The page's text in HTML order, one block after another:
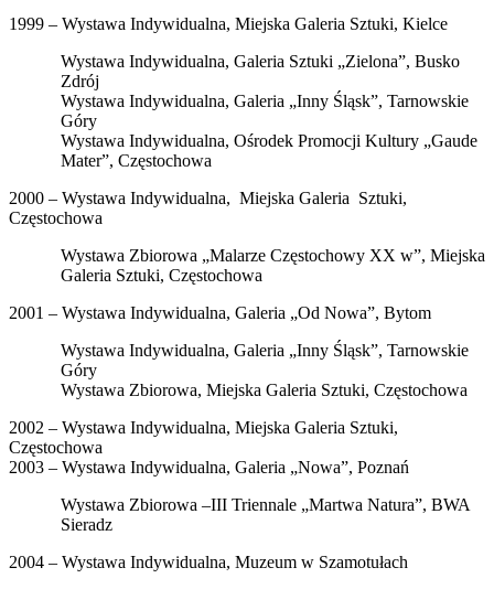
1999 – Wystawa Indywidualna, Miejska Galeria Sztuki, Kielce
Wystawa Indywidualna, Galeria Sztuki „Zielona”, Busko
Zdrój
Wystawa Indywidualna, Galeria „Inny Śląsk”, Tarnowskie
Góry
Wystawa Indywidualna, Ośrodek Promocji Kultury „Gaude
Mater”, Częstochowa
2000 – Wystawa Indywidualna, Miejska Galeria Sztuki,
Częstochowa
Wystawa Zbiorowa „Malarze Częstochowy XX w”, Miejska
Galeria Sztuki, Częstochowa
2001 – Wystawa Indywidualna, Galeria „Od Nowa”, Bytom
Wystawa Indywidualna, Galeria „Inny Śląsk”, Tarnowskie
Góry
Wystawa Zbiorowa, Miejska Galeria Sztuki, Częstochowa
2002 – Wystawa Indywidualna, Miejska Galeria Sztuki,
Częstochowa
2003 – Wystawa Indywidualna, Galeria „Nowa”, Poznań
Wystawa Zbiorowa –III Triennale „Martwa Natura”, BWA
Sieradz
2004 – Wystawa Indywidualna, Muzeum w Szamotułach